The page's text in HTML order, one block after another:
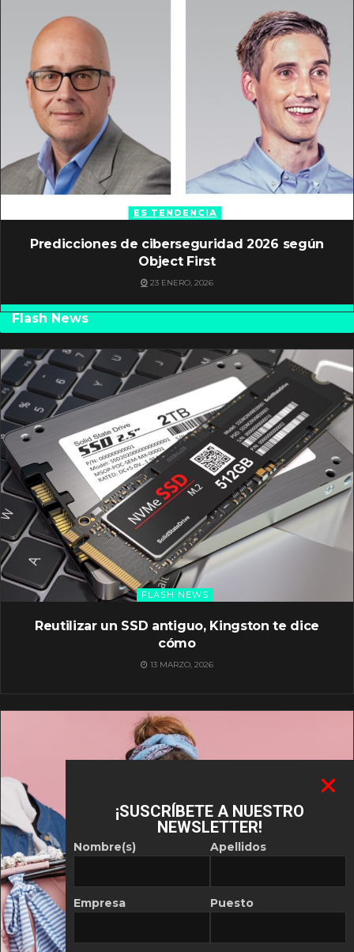
ES TENDENCIA
Predicciones de ciberseguridad 2026 según
Object First
23 ENERO, 2026
Flash News
FLASH NEWS
Reutilizar un SSD antiguo, Kingston te dice
cómo
13 MARZO, 2026
¡SUSCRÍBETE A NUESTRO
NEWSLETTER!
Nombre(s)
Empresa
Apellidos
Puesto